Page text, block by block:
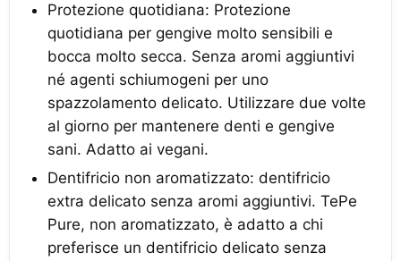
Protezione quotidiana: Protezione
quotidiana per gengive molto sensibili e
bocca molto secca. Senza aromi aggiuntivi
né agenti schiumogeni per uno
spazzolamento delicato. Utilizzare due volte
al giorno per mantenere denti e gengive
sani. Adatto ai vegani.
Dentifricio non aromatizzato: dentifricio
extra delicato senza aromi aggiuntivi. TePe
Pure, non aromatizzato, è adatto a chi
preferisce un dentifricio delicato senza